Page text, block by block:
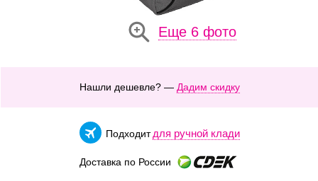
Еще 6 фото
Нашли дешевле? — Дадим скидку
Подходит для ручной клади
Доставка по России